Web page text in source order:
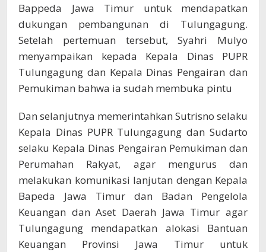
Bappeda Jawa Timur untuk mendapatkan
dukungan pembangunan di Tulungagung.
Setelah pertemuan tersebut, Syahri Mulyo
menyampaikan kepada Kepala Dinas PUPR
Tulungagung dan Kepala Dinas Pengairan dan
Pemukiman bahwa ia sudah membuka pintu
Dan selanjutnya memerintahkan Sutrisno selaku
Kepala Dinas PUPR Tulungagung dan Sudarto
selaku Kepala Dinas Pengairan Pemukiman dan
Perumahan Rakyat, agar mengurus dan
melakukan komunikasi lanjutan dengan Kepala
Bapeda Jawa Timur dan Badan Pengelola
Keuangan dan Aset Daerah Jawa Timur agar
Tulungagung mendapatkan alokasi Bantuan
Keuangan Provinsi Jawa Timur untuk